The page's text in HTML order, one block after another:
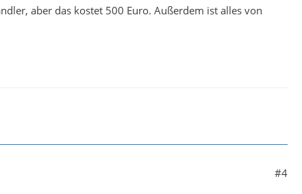
aber das kostet 500 Euro. Außerdem ist alles von
#4